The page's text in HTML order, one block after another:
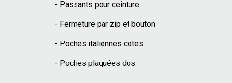
- Passants pour ceinture
- Fermeture par zip et bouton
- Poches italiennes côtés
- Poches plaquées dos